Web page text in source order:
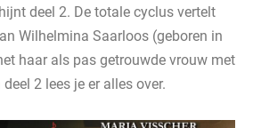
deel 2. De totale cyclus vertelt
Wilhelmina Saarloos (geboren in
haar als pas getrouwde vrouw met
2 lees je er alles over.